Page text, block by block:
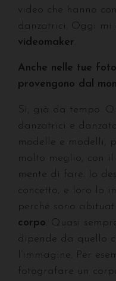
video che hanno
danzatrici. Oggi mi
videomaker
Anche nelle tue
provengono dal
Sì, già da tempo.
danzatrici e
modelle e modelli,
molto meglio, con
mente di fare. Io
concetto, e loro lo
perché sono
corpo . Quasi
dipende da quello
l’immagine. Per
fotografare un